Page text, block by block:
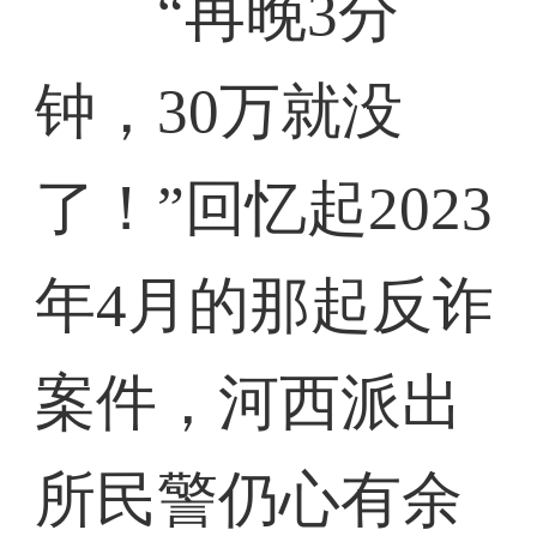
“再晚3分
钟，30万就没
了！”回忆起2023
年4月的那起反诈
案件，河西派出
所民警仍心有余